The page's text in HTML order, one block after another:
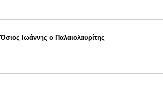
Όσιος Ιωάννης ο Παλαιολαυρίτης